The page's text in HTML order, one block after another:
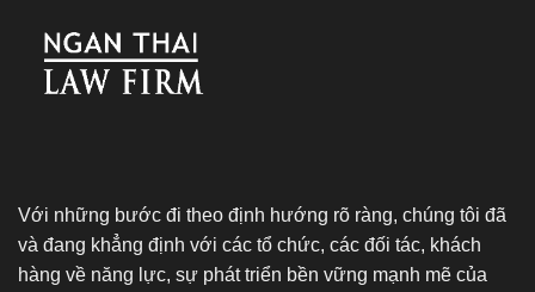
Với những bước đi theo định hướng rõ ràng, chúng tôi đã
và đang khẳng định với các tổ chức, các đối tác, khách
hàng về năng lực, sự phát triển bền vững mạnh mẽ của